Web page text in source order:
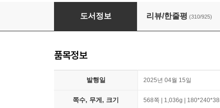
결국 국민이 합니다 + 밥을 지어요 세트
도서정보 리뷰/한줄평 (310/925)
품목정보
발행일 2025년 04월 15일
쪽수, 무게, 크기 568쪽 | 1,036g |